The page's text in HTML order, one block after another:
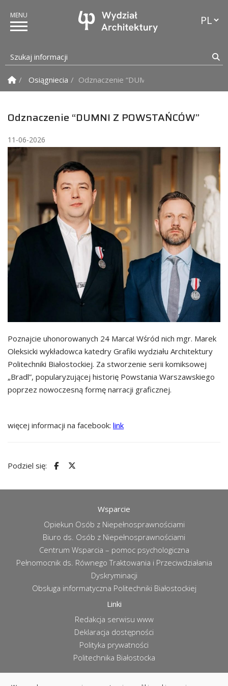
Szukaj informacji
Strona Główna
Osiągniecia Odznaczenie “DUMNI Z POWSTAŃCÓW”
Odznaczenie “DUMNI Z POWSTAŃCÓW”
11-06-2026
Poznajcie uhonorowanych 24 Marca! Wśród nich mgr. Marek
Oleksicki wykładowca katedry Grafiki wydziału Architektury
Politechniki Białostockiej. Za stworzenie serii komiksowej
„Bradl”, popularyzującej historię Powstania Warszawskiego
poprzez nowoczesną formę narracji graficznej.
więcej informacji na facebook: link
Podziel się:
Wsparcie
Opiekun Osób z Niepełnosprawnościami
Biuro ds. Osób z Niepełnosprawnościami
Centrum Wsparcia – pomoc psychologiczna
Pełnomocnik ds. Równego Traktowania i Przeciwdziałania
Dyskryminacji
Obsługa informatyczna Politechniki Białostockiej
Linki
Redakcja serwisu www
Deklaracja dostępności
Polityka prywatności
Politechnika Białostocka